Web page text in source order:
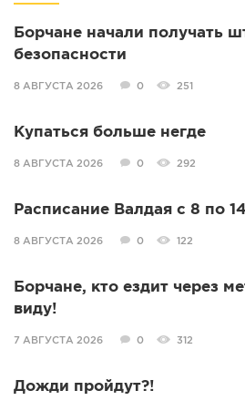
Борчане начали получать
безопасности
8 АВГУСТА 2026 0 251
Купаться больше негде
8 АВГУСТА 2026 0 292
Расписание Валдая с 8 по
8 АВГУСТА 2026 0 122
Борчане, кто ездит через
виду!
7 АВГУСТА 2026 0 312
Дожди пройдут?!